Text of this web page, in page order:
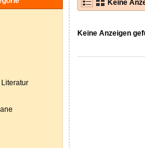
Keine
Keine Anzeigen